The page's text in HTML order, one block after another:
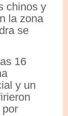
chinos y
la zona
se
16
y un
por